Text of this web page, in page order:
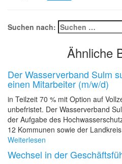
Suchen nach:
Ähnliche
Der Wasserverband Sulm
einen Mitarbeiter (m/w/d)
in Teilzeit 70 % mit Option auf
unbefristet. Der Wasserverband
der Aufgabe des
12 Kommunen sowie der
Weiterlesen
Wechsel in der